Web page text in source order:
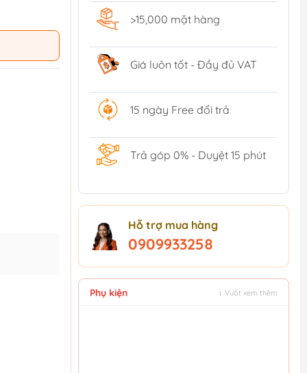
>15,000 mặt hàng
Giá luôn tốt - Đầy đủ VAT
15 ngày Free đổi trả
Trả góp 0% - Duyệt 15 phút
Hỗ trợ mua hàng
0909933258
Phụ kiện ↕ Vuốt xem thêm